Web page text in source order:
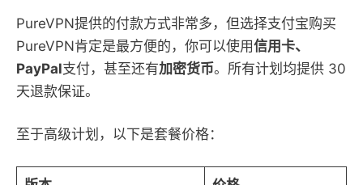
PureVPN提供的付款方式非常多，但选择支付宝购买
PureVPN肯定是最方便的，你可以使用信用卡、
PayPal支付，甚至还有加密货币。所有计划均提供 30
天退款保证。
至于高级计划，以下是套餐价格：